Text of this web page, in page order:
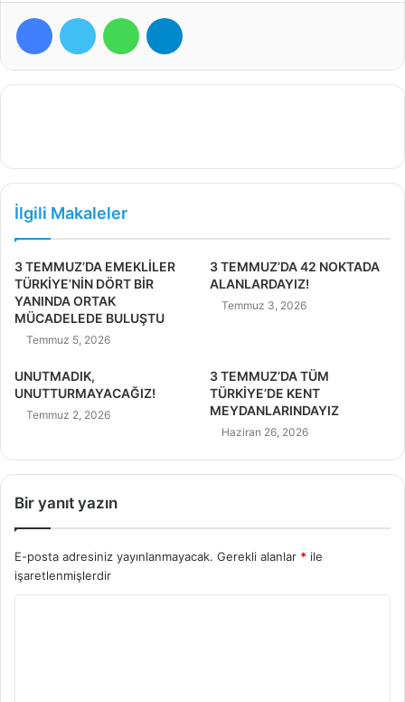
İlgili Makaleler
3 TEMMUZ’DA EMEKLİLER
TÜRKİYE’NİN DÖRT BİR
YANINDA ORTAK
MÜCADELEDE BULUŞTU
Temmuz 5, 2026
3 TEMMUZ’DA 42 NOKTADA
ALANLARDAYIZ!
Temmuz 3, 2026
UNUTMADIK,
UNUTTURMAYACAĞIZ!
Temmuz 2, 2026
3 TEMMUZ’DA TÜM
TÜRKİYE’DE KENT
MEYDANLARINDAYIZ
Haziran 26, 2026
Bir yanıt yazın
E-posta adresiniz yayınlanmayacak. Gerekli alanlar * ile
işaretlenmişlerdir